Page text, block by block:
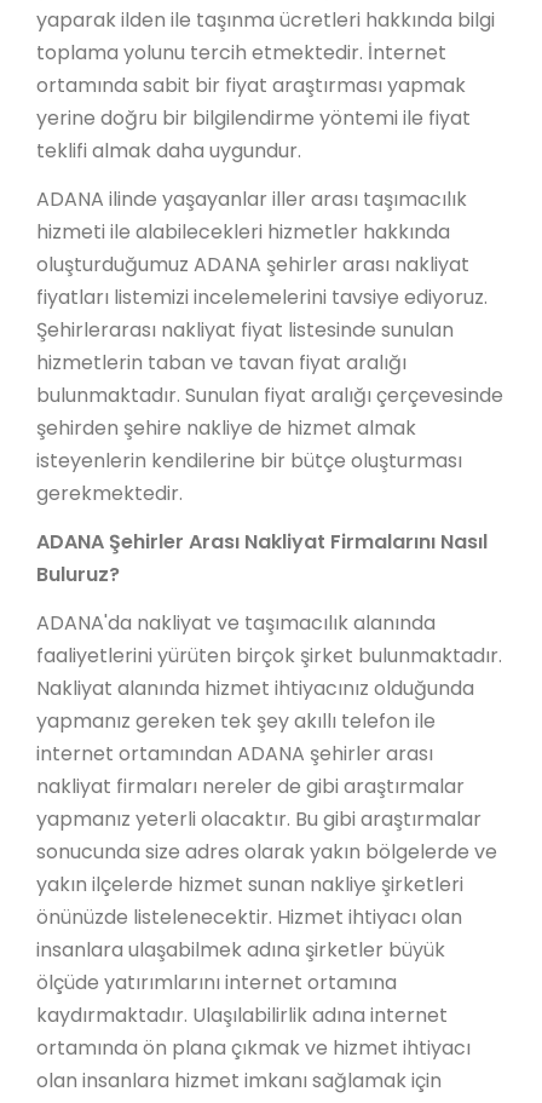
yaparak ilden ile taşınma ücretleri hakkında bilgi
toplama yolunu tercih etmektedir. İnternet
ortamında sabit bir fiyat araştırması yapmak
yerine doğru bir bilgilendirme yöntemi ile fiyat
teklifi almak daha uygundur.
ADANA ilinde yaşayanlar iller arası taşımacılık
hizmeti ile alabilecekleri hizmetler hakkında
oluşturduğumuz ADANA şehirler arası nakliyat
fiyatları listemizi incelemelerini tavsiye ediyoruz.
Şehirlerarası nakliyat fiyat listesinde sunulan
hizmetlerin taban ve tavan fiyat aralığı
bulunmaktadır. Sunulan fiyat aralığı çerçevesinde
şehirden şehire nakliye de hizmet almak
isteyenlerin kendilerine bir bütçe oluşturması
gerekmektedir.
ADANA Şehirler Arası Nakliyat Firmalarını Nasıl
Buluruz?
ADANA'da nakliyat ve taşımacılık alanında
faaliyetlerini yürüten birçok şirket bulunmaktadır.
Nakliyat alanında hizmet ihtiyacınız olduğunda
yapmanız gereken tek şey akıllı telefon ile
internet ortamından ADANA şehirler arası
nakliyat firmaları nereler de gibi araştırmalar
yapmanız yeterli olacaktır. Bu gibi araştırmalar
sonucunda size adres olarak yakın bölgelerde ve
yakın ilçelerde hizmet sunan nakliye şirketleri
önünüzde listelenecektir. Hizmet ihtiyacı olan
insanlara ulaşabilmek adına şirketler büyük
ölçüde yatırımlarını internet ortamına
kaydırmaktadır. Ulaşılabilirlik adına internet
ortamında ön plana çıkmak ve hizmet ihtiyacı
olan insanlara hizmet imkanı sağlamak için